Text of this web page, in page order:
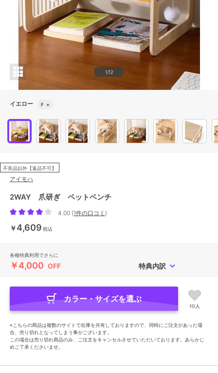
1/12
イエロー F ×
不良品以外【返品不可】
アイモハ
2WAY 爪研ぎ ペットベンチ
4.00 (1件の口コミ )
￥4,609 税込
各種特典利用でさらに
￥4,000 OFF 特典内訳
カラー・サイズを選ぶ
10人
※こちらの商品は複数のサイトで在庫を共有しておりますので、同時にご注文があった場
合、売り切れとなってしまう事がございます。
この場合は売り切れ商品のみ、ご注文をキャンセルさせていただいております。あらかじ
めご了承くださいませ。